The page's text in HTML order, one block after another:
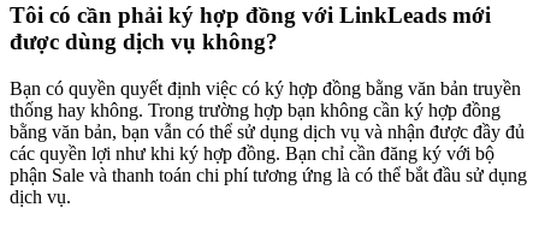
Tôi có cần phải ký hợp đồng với LinkLeads mới
được dùng dịch vụ không?
Bạn có quyền quyết định việc có ký hợp đồng bằng văn bản truyền
thống hay không. Trong trường hợp bạn không cần ký hợp đồng
bằng văn bản, bạn vẫn có thể sử dụng dịch vụ và nhận được đầy đủ
các quyền lợi như khi ký hợp đồng. Bạn chỉ cần đăng ký với bộ
phận Sale và thanh toán chi phí tương ứng là có thể bắt đầu sử dụng
dịch vụ.